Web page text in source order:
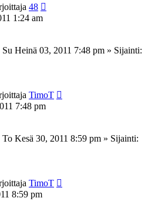
48
1:24 am
Su Heinä 03, 2011 7:48 pm » Sijainti:
TimoT
7:48 pm
To Kesä 30, 2011 8:59 pm » Sijainti:
TimoT
8:59 pm